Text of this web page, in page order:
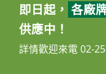
即日起， 各廠
供應中！
詳情歡迎來電 02-